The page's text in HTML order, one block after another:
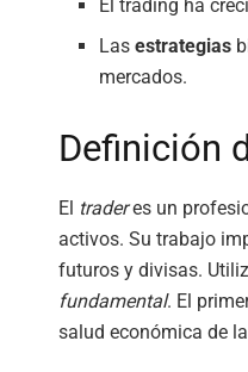
El trading ha
Lasestrategias
mercados.
Definición
El traderes un
activos. Su trabajo
futuros y divisas.
fundamental. El
salud económica de